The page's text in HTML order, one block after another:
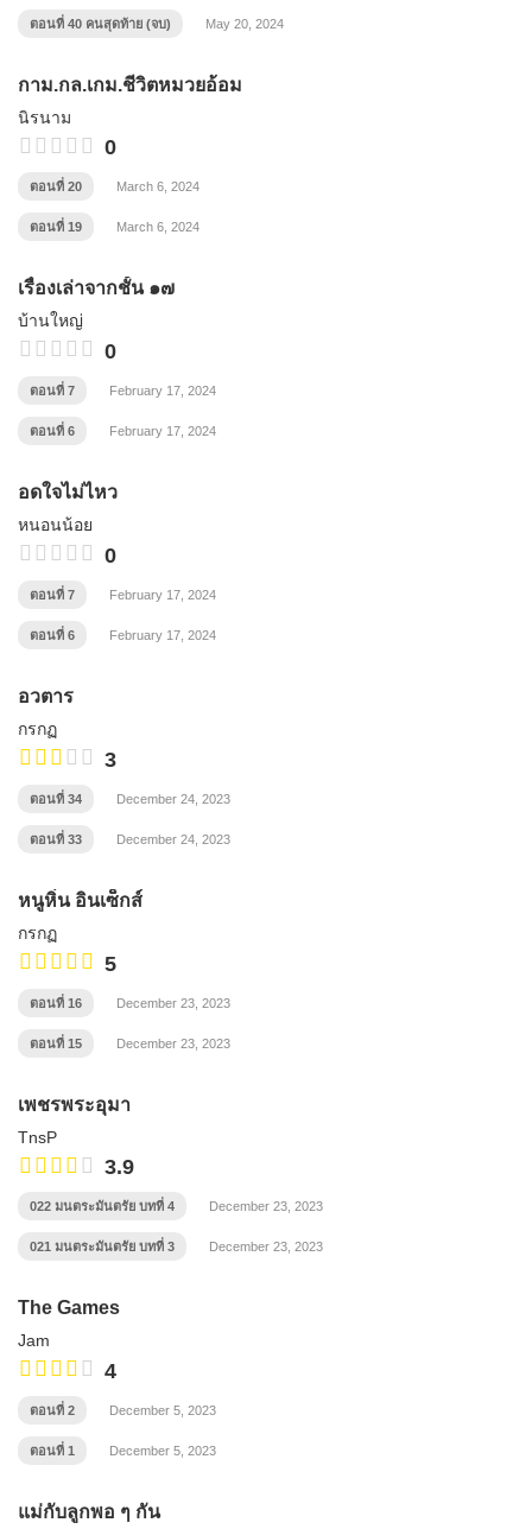
ตอนที่ 40 คนสุดท้าย (จบ) May 20, 2024
กาม.กล.เกม.ชีวิตหมวยอ้อม
นิรนาม
0
ตอนที่ 20 March 6, 2024
ตอนที่ 19 March 6, 2024
เรื่องเล่าจากชั้น ๑๗
บ้านใหญ่
0
ตอนที่ 7 February 17, 2024
ตอนที่ 6 February 17, 2024
อดใจไม่ไหว
หนอนน้อย
0
ตอนที่ 7 February 17, 2024
ตอนที่ 6 February 17, 2024
อวตาร
กรกฏ
3
ตอนที่ 34 December 24, 2023
ตอนที่ 33 December 24, 2023
หนูหิ่น อินเซ็กส์
กรกฏ
5
ตอนที่ 16 December 23, 2023
ตอนที่ 15 December 23, 2023
เพชรพระอุมา
TnsP
3.9
022 มนตระมันตรัย บทที่ 4 December 23, 2023
021 มนตระมันตรัย บทที่ 3 December 23, 2023
The Games
Jam
4
ตอนที่ 2 December 5, 2023
ตอนที่ 1 December 5, 2023
แม่กับลูกพอ ๆ กัน